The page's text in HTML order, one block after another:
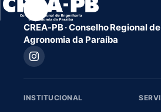
CREA-PB · Conselho Regional
Agronomia da Paraíba
INSTITUCIONAL